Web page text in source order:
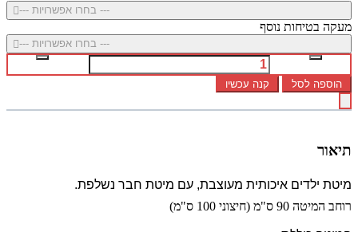
--- בחרו אפשרויות ---
מעקה בטיחות נוסף
--- בחרו אפשרויות ---
הוספה לסל קנה עכשיו
תיאור
מיטת ילדים איכותית מעוצבת, עם מיטת חבר נשלפת.
רוחב המיטה 90 ס"מ (חיצוני 100 ס"מ)